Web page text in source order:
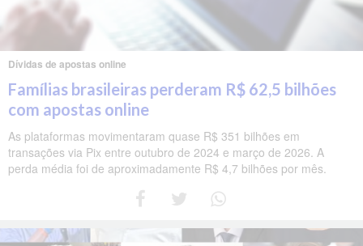
Dívidas de apostas online
Famílias brasileiras perderam R$ 62,5 bilhões
com apostas online
As plataformas movimentaram quase R$ 351 bilhões em
transações via Pix entre outubro de 2024 e março de 2026. A
perda média foi de aproximadamente R$ 4,7 bilhões por mês.